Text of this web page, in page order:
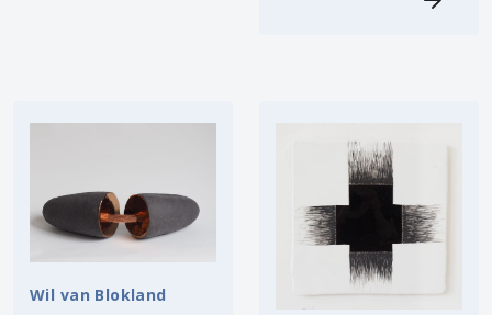
Wil van Blokland